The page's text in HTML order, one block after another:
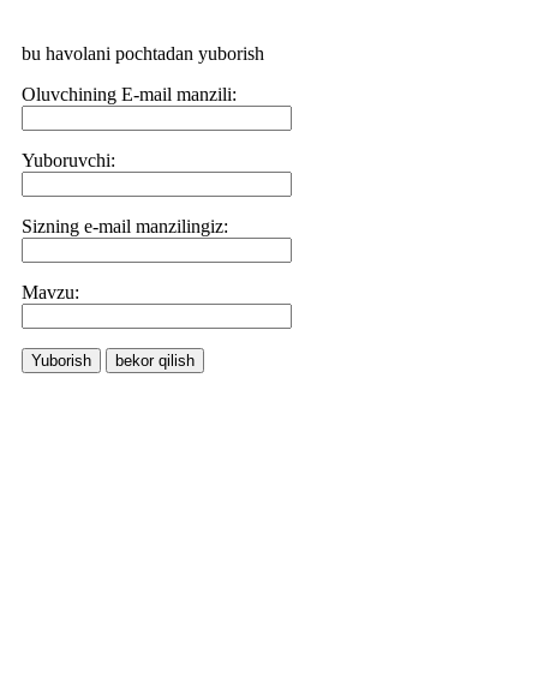
bu havolani pochtadan yuborish
Oluvchining E-mail manzili:
Yuboruvchi:
Sizning e-mail manzilingiz:
Маvzu:
Yuborish bekor qilish